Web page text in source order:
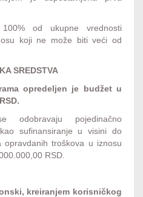
od ukupne vrednosti
koji ne može biti veći od
SREDSTVA
opredeljen je budžet u
odobravaju pojedinačno
sufinansiranje u visini do
opravdanih troškova u iznosu
RSD.
kreiranjem korisničkog